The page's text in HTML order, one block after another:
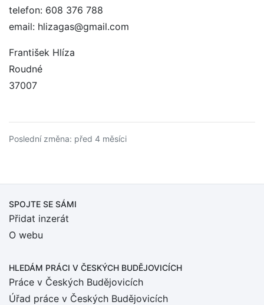
telefon: 608 376 788
email: hlizagas@gmail.com
František Hlíza
Roudné
37007
Poslední změna: před 4 měsíci
SPOJTE SE SÁMI
Přidat inzerát
O webu
HLEDÁM PRÁCI V ČESKÝCH BUDĚJOVICÍCH
Práce v Českých Budějovicích
Úřad práce v Českých Budějovicích